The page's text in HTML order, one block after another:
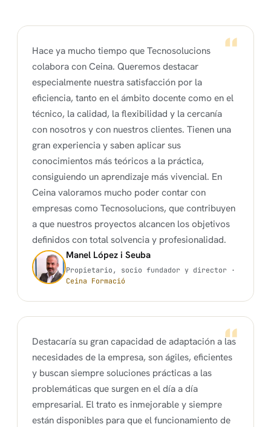
Hace ya mucho tiempo que Tecnosolucions
colabora con Ceina. Queremos destacar
especialmente nuestra satisfacción por la
eficiencia, tanto en el ámbito docente como en el
técnico, la calidad, la flexibilidad y la cercanía
con nosotros y con nuestros clientes. Tienen una
gran experiencia y saben aplicar sus
conocimientos más teóricos a la práctica,
consiguiendo un aprendizaje más vivencial. En
Ceina valoramos mucho poder contar con
empresas como Tecnosolucions, que contribuyen
a que nuestros proyectos alcancen los objetivos
definidos con total solvencia y profesionalidad.
Manel López i Seuba
Propietario, socio fundador y director ·
Ceina Formació
Destacaría su gran capacidad de adaptación a las
necesidades de la empresa, son ágiles, eficientes
y buscan siempre soluciones prácticas a las
problemáticas que surgen en el día a día
empresarial. El trato es inmejorable y siempre
están disponibles para que el funcionamiento de